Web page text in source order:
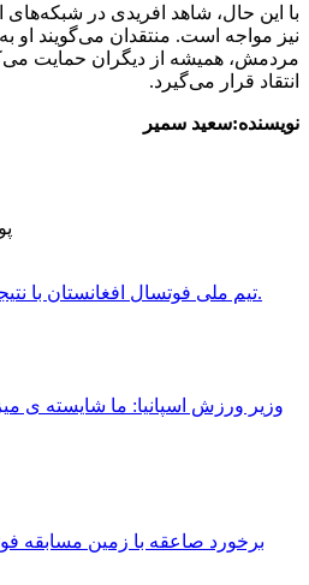
با این حال، شاهد افریدی در شبکه‌های
نیز مواجه است. منتقدان می‌گویند او
مردمش، همیشه از دیگران حمایت
انتقاد قرار می‌گیرد.
نویسنده:سعید سمیر
تيم ملى فوتسال افغانستان با نتيجه ۶-۱ نيوزيلند را شكست داد.
برخورد صاعقه با زمين مسابقه